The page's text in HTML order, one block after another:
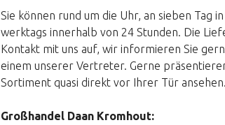
Sie können rund um die Uhr, an sieben Tag
werktags innerhalb von 24 Stunden. Die
Kontakt mit uns auf, wir informieren Sie
einem unserer Vertreter. Gerne
Sortiment quasi direkt vor Ihrer Tür
Großhandel Daan Kromhout: